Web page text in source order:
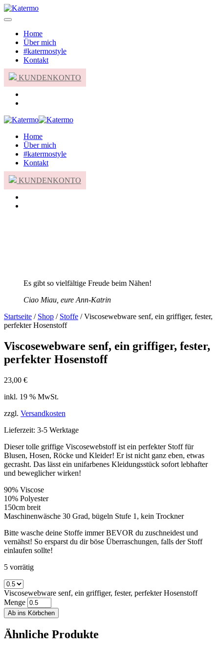
Home
Über mich
#katermostyle
Kontakt
KUNDENKONTO
Home
Über mich
#katermostyle
Kontakt
KUNDENKONTO
Es gibt so vielfältige Freude beim Nähen!
Ciao Miau, eure Ann-Katrin
Startseite / Shop / Stoffe / Viscosewebware senf, ein griffiger, fester,
perfekter Hosenstoff
Viscosewebware senf, ein griffiger, fester,
perfekter Hosenstoff
23,00 €
inkl. 19 % MwSt.
zzgl. Versandkosten
Lieferzeit: 3-5 Werktage
Dieser tolle griffige Viscosewebstoff ist ein perfekter Stoff für
Blusen, Hosen, Röcke und Kleider! Er ist nicht ganz eben, etwas
gecrasht. Das lässt ein unifarbenes Kleidungsstück sofort lebhafter
und beweglicher wirken!
90% Viscose
10% Polyester
150cm breit
Maschinenwäsche 30 Grad, bügeln Stufe 1, kein Trockner
Bitte wasche deine Stoffe immer BEVOR du zuschneidest und
vernähst! So ersparst du dir böse Überraschungen, falls der Stoff
einlaufen sollte!
5 vorrätig
Viscosewebware senf, ein griffiger, fester, perfekter Hosenstoff
Menge
Ab ins Körbchen
Ähnliche Produkte